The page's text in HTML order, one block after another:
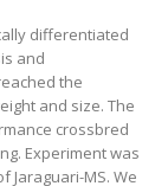
differentiated
and
the
and size. The
crossbred
Experiment was
Jaraguari-MS. We